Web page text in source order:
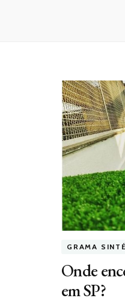
GRAMA
Onde
em SP?